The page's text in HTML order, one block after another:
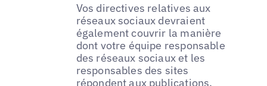
Vos directives relatives aux
réseaux sociaux devraient
également couvrir la manière
dont votre équipe responsable
des réseaux sociaux et les
responsables des sites
répondent aux publications.